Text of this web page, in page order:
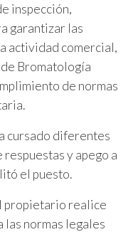
inspección,
garantizar las
actividad comercial,
Bromatología
de normas
cursado diferentes
y apego a
el puesto.
propietario realice
las normas legales